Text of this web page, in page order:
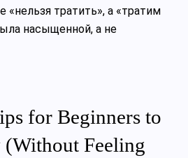
«нельзя тратить», а «тратим
насыщенной, а не
for Beginners to
(Without Feeling